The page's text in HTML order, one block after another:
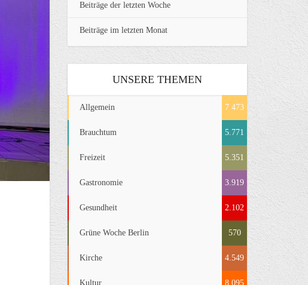
Beiträge der letzten Woche
Beiträge im letzten Monat
UNSERE THEMEN
Allgemein 7.473
Brauchtum 5.771
Freizeit 5.351
Gastronomie 3.919
Gesundheit 2.102
Grüne Woche Berlin 570
Kirche 4.549
Kultur 8.095